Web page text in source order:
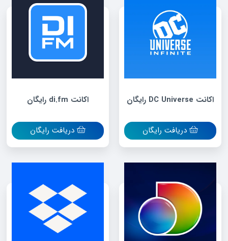
اکانت DC Universe رایگان
دریافت رایگان
اکانت di.fm رایگان
دریافت رایگان